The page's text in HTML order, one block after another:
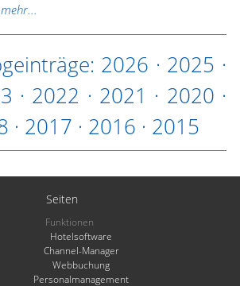
mehr...
2026 · 2025 ·
· 2022 · 2021 · 2020 ·
· 2017 · 2016 · 2015
Seiten
Funktionen
Hotelsoftware
Channel-Manager
Webbuchung
Personalmanagement